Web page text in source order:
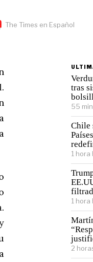
The Times en Español
tras
55
Chile
1 hora
1 hora
2